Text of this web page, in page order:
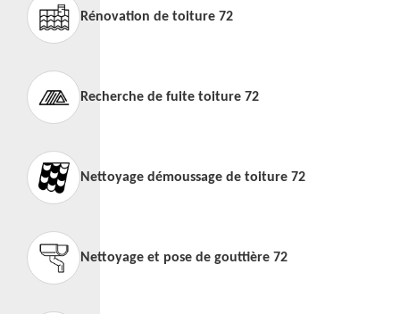
Rénovation de toiture 72
Recherche de fuite toiture 72
Nettoyage démoussage de toiture 72
Nettoyage et pose de gouttière 72